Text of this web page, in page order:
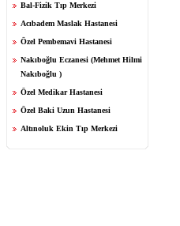
Bal-Fizik Tıp Merkezi
Acıbadem Maslak Hastanesi
Özel Pembemavi Hastanesi
Nakıboğlu Eczanesi (Mehmet Hilmi
Nakıboğlu )
Özel Medikar Hastanesi
Özel Baki Uzun Hastanesi
Altınoluk Ekin Tıp Merkezi